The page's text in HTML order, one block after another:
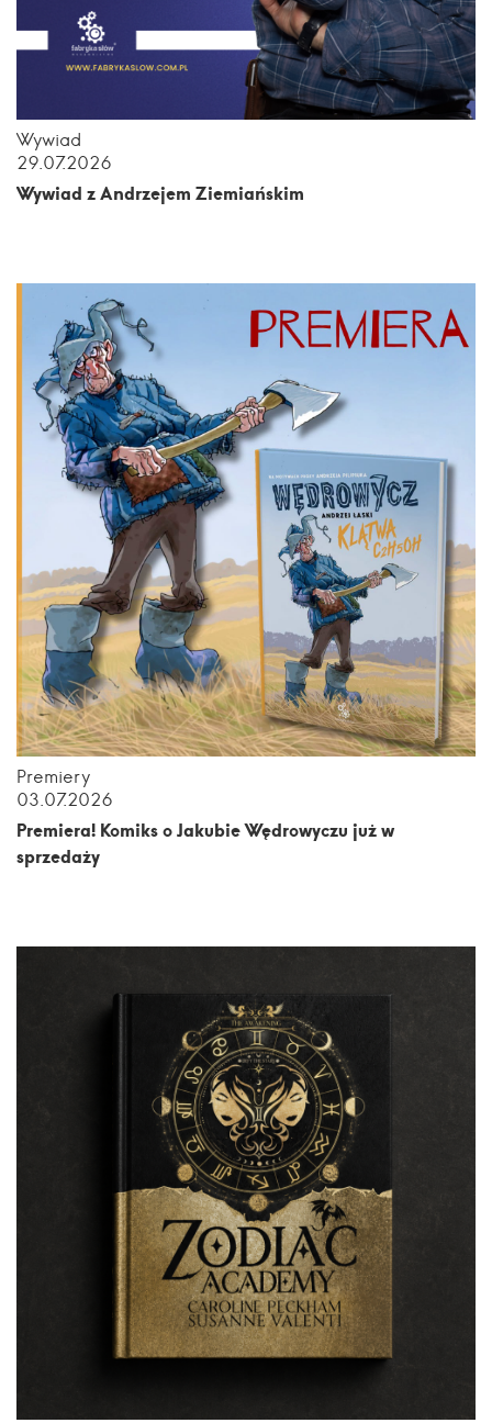
Wywiad
29.07.2026
Wywiad z Andrzejem Ziemiańskim
Premiery
03.07.2026
Premiera! Komiks o Jakubie Wędrowyczu już w
sprzedaży